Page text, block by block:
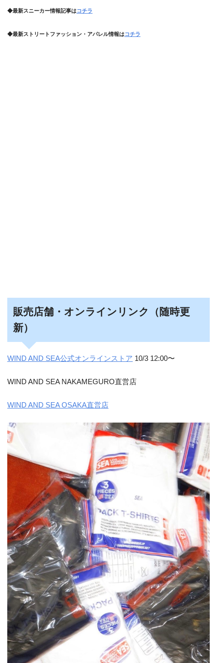
◆最新スニーカー情報記事はコチラ
◆最新ストリートファッション・アパレル情報はコチラ
販売店舗・オンラインリンク（随時更
新）
WIND AND SEA公式オンラインストア 10/3 12:00〜
WIND AND SEA NAKAMEGURO直営店
WIND AND SEA OSAKA直営店